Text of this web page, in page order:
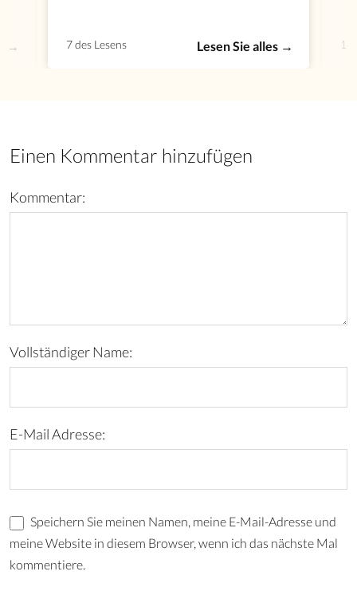
→ 7 des Lesens Lesen Sie alles → 14
Einen Kommentar hinzufügen
Kommentar:
Vollständiger Name:
E-Mail Adresse:
Speichern Sie meinen Namen, meine E-Mail-Adresse und
meine Website in diesem Browser, wenn ich das nächste Mal
kommentiere.